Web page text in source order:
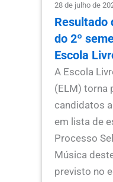
28 de julho de
Resultado
do 2º
Escola
A Escola
(ELM) torna
candidatos
em lista de
Processo
Música
previsto no